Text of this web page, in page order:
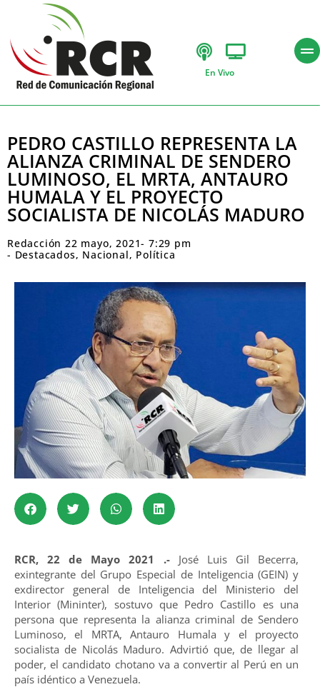
En Vivo
PEDRO CASTILLO REPRESENTA LA
ALIANZA CRIMINAL DE SENDERO
LUMINOSO, EL MRTA, ANTAURO
HUMALA Y EL PROYECTO
SOCIALISTA DE NICOLÁS MADURO
Redacción 22 mayo, 2021- 7:29 pm
- Destacados, Nacional, Política
RCR, 22 de Mayo 2021 .-José Luis Gil Becerra,
exintegrante del Grupo Especial de Inteligencia (GEIN) y
exdirector general de Inteligencia del Ministerio del
Interior (Mininter), sostuvo que Pedro Castillo es una
persona que representa la alianza criminal de Sendero
Luminoso, el MRTA, Antauro Humala y el proyecto
socialista de Nicolás Maduro. Advirtió que, de llegar al
poder, el candidato chotano va a convertir al Perú en un
país idéntico a Venezuela.